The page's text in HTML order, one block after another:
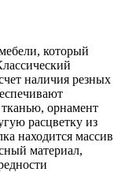
который
наличия резных
орнамент
расцветку из
находится массив
материал,